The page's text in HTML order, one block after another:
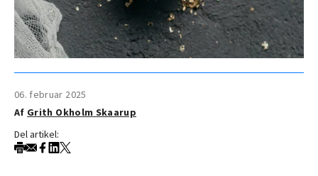
06. februar 2025
Af Grith Okholm Skaarup
Del artikel: